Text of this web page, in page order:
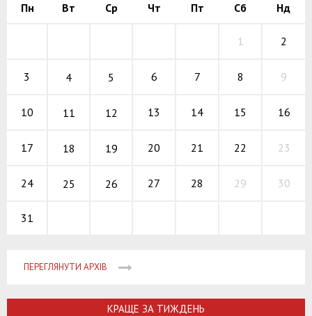
Пн Вт Ср Чт Пт Сб Нд
1 2
3 4 5 6 7 8 9
10 11 12 13 14 15 16
17 18 19 20 21 22 23
24 25 26 27 28 29 30
31
ПЕРЕГЛЯНУТИ АРХІВ
КРАЩЕ ЗА ТИЖДЕНЬ